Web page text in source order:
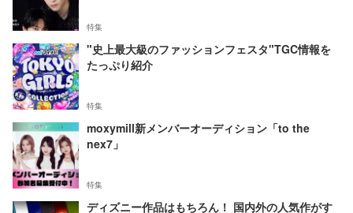
特集
"史上最大級のファッションフェスタ"TGC情報を
たっぷり紹介
特集
moxymill新メンバーオーディション「to the
nex7」
特集
ディズニー作品はもちろん！ 国内外の人気作がす